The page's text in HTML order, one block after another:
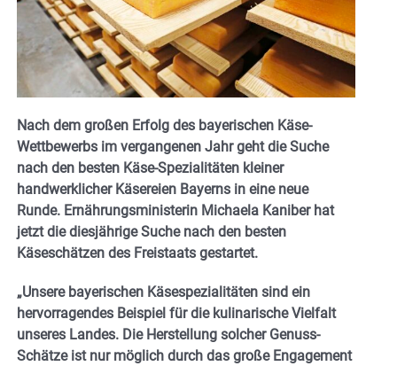
Nach dem großen Erfolg des bayerischen Käse-
Wettbewerbs im vergangenen Jahr geht die Suche
nach den besten Käse-Spezialitäten kleiner
handwerklicher Käsereien Bayerns in eine neue
Runde. Ernährungsministerin Michaela Kaniber hat
jetzt die diesjährige Suche nach den besten
Käseschätzen des Freistaats gestartet.
„Unsere bayerischen Käsespezialitäten sind ein
hervorragendes Beispiel für die kulinarische Vielfalt
unseres Landes. Die Herstellung solcher Genuss-
Schätze ist nur möglich durch das große Engagement